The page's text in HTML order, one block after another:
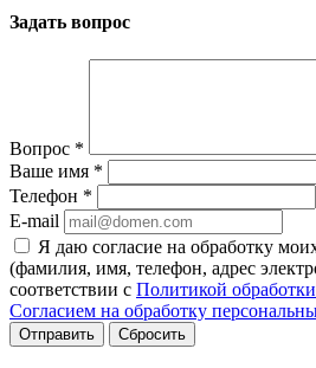
Задать вопрос
Вопрос *
Ваше имя *
Телефон *
E-mail
Я даю согласие на обработку
(фамилия, имя, телефон, адрес
соответствии с Политикой
Согласием на обработку
Сбросить